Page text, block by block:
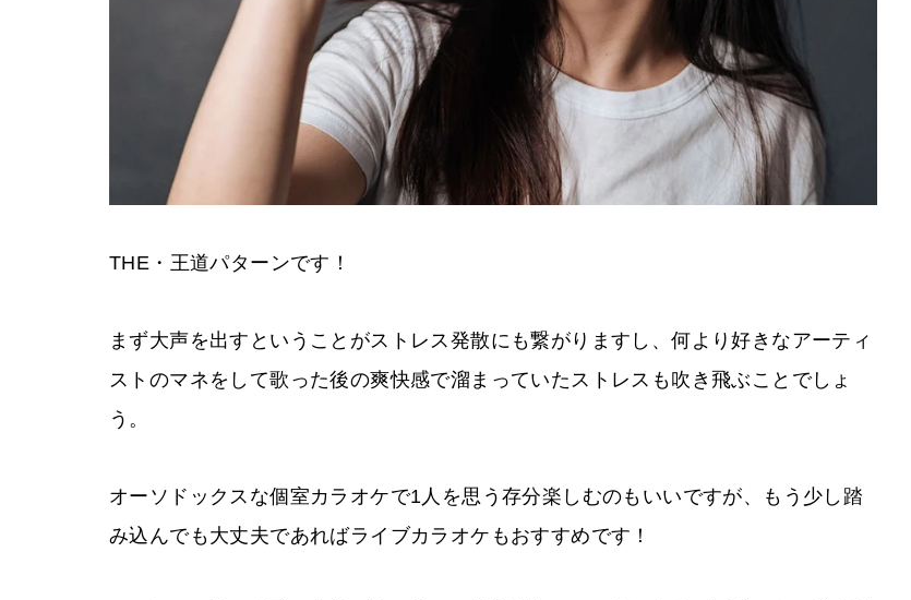
THE・王道パターンです！
まず大声を出すということがストレス発散にも繋がりますし、何より好きなアーティ
ストのマネをして歌った後の爽快感で溜まっていたストレスも吹き飛ぶことでしょ
う。
オーソドックスな個室カラオケで1人を思う存分楽しむのもいいですが、もう少し踏
み込んでも大丈夫であればライブカラオケもおすすめです！